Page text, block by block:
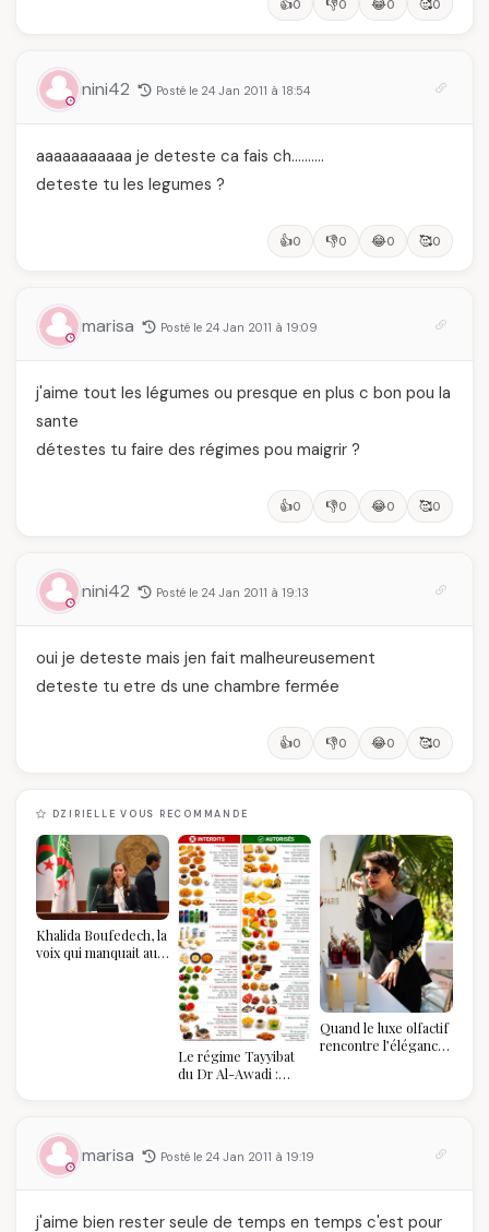
👍0 👎0 😂0 🥰0
nini42 Posté le 24 Jan 2011 à 18:54
aaaaaaaaaaa je deteste ca fais ch……….
deteste tu les legumes ?
👍0 👎0 😂0 🥰0
marisa Posté le 24 Jan 2011 à 19:09
j'aime tout les légumes ou presque en plus c bon pou la
sante
détestes tu faire des régimes pou maigrir ?
👍0 👎0 😂0 🥰0
nini42 Posté le 24 Jan 2011 à 19:13
oui je deteste mais jen fait malheureusement
deteste tu etre ds une chambre fermée
👍0 👎0 😂0 🥰0
DZIRIELLE VOUS RECOMMANDE
Khalida Boufedech, la
voix qui manquait au
Le régime Tayyibat
du Dr Al-Awadi :
vraiment savoir
Quand le luxe olfactif
rencontre l’élégance
marisa Posté le 24 Jan 2011 à 19:19
j'aime bien rester seule de temps en temps c'est pour